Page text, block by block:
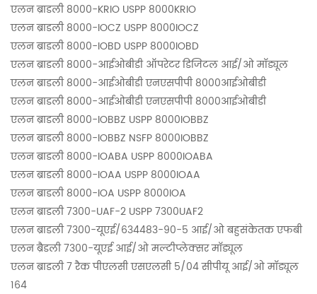
एलन ब्राडली 8000-KRIO USPP 8000KRIO
एलन ब्राडली 8000-IOCZ USPP 8000IOCZ
एलन ब्राडली 8000-IOBD USPP 8000IOBD
एलन ब्राडली 8000-आईओबीडी ऑपरेटर डिजिटल आई/ओ मॉड्यूल
एलन ब्राडली 8000-आईओबीडी एनएसपीपी 8000आईओबीडी
एलन ब्राडली 8000-आईओबीडी एनएसपीपी 8000आईओबीडी
एलन ब्राडली 8000-IOBBZ USPP 8000IOBBZ
एलन ब्राडली 8000-IOBBZ NSFP 8000IOBBZ
एलन ब्राडली 8000-IOABA USPP 8000IOABA
एलन ब्राडली 8000-IOAA USPP 8000IOAA
एलन ब्राडली 8000-IOA USPP 8000IOA
एलन ब्राडली 7300-UAF-2 USPP 7300UAF2
एलन ब्राडली 7300-यूएई/634483-90-5 आई/ओ बहुसंकेतक एफबी
एलन ब्रैडली 7300-यूएई आई/ओ मल्टीप्लेक्सर मॉड्यूल
एलन ब्राडली 7 रैक पीएलसी एसएलसी 5/04 सीपीयू आई/ओ मॉड्यूल
164